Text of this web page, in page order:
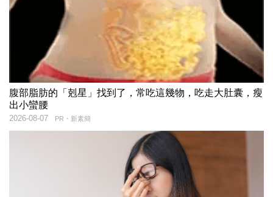
腹部脂肪的「剋星」找到了，常吃這幾物，吃走大肚囊，瘦
出小蠻腰
PR・新素簡
2026-08-07